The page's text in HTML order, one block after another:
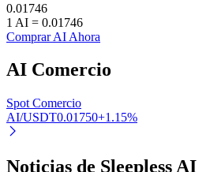
Aprender Staking
Obtenga más información sobre
Bitrue
AI
0.01746
1 AI = 0.01746
Comprar AI Ahora
AI Comercio
Spot Comercio
AI/USDT0.01750+1.15%
Noticias de Sleepless AI